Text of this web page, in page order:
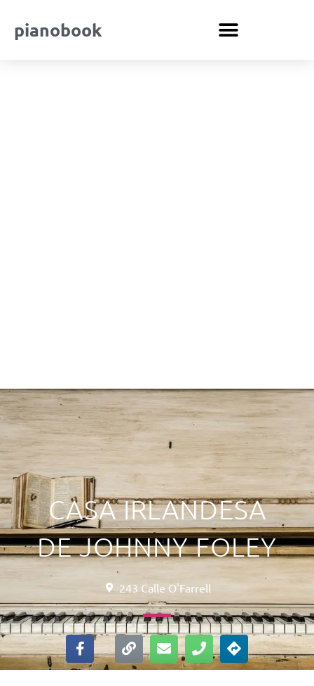
pianobook
CASA IRLANDESA
DE JOHNNY FOLEY
243 Calle O'Farrell